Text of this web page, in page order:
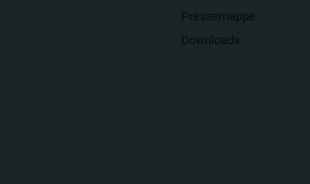
Pressemappe
Downloads